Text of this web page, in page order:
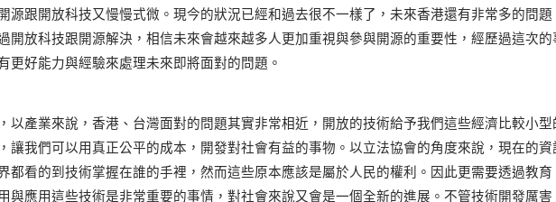
源跟開放科技又慢慢式微。現今的狀況已經和過去很不一樣了，未來香港還有非常多的問題
開放科技跟開源解決，相信未來會越來越多人更加重視與參與開源的重要性，經歷過這次的
更好能力與經驗來處理未來即將面對的問題。
以產業來說，香港、台灣面對的問題其實非常相近，開放的技術給予我們這些經濟比較小型
讓我們可以用真正公平的成本，開發對社會有益的事物。以立法協會的角度來說，現在的資
都看的到技術掌握在誰的手裡，然而這些原本應該是屬於人民的權利。因此更需要透過教育
與應用這些技術是非常重要的事情，對社會來說又會是一個全新的進展。不管技術開發厲害